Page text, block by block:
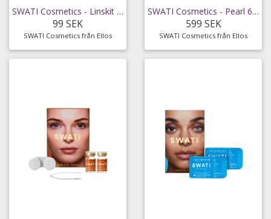
SWATI Cosmetics - Linskit Case & Tweezers
99 SEK
SWATI Cosmetics från Ellos
SWATI Cosmetics - Pearl 6-månaders kosmetiska linser
599 SEK
SWATI Cosmetics från Ellos